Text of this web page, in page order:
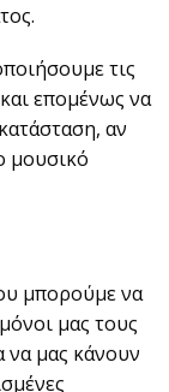
τις
επομένως να
αν
μουσικό
μπορούμε να
μας τους
να μας κάνουν